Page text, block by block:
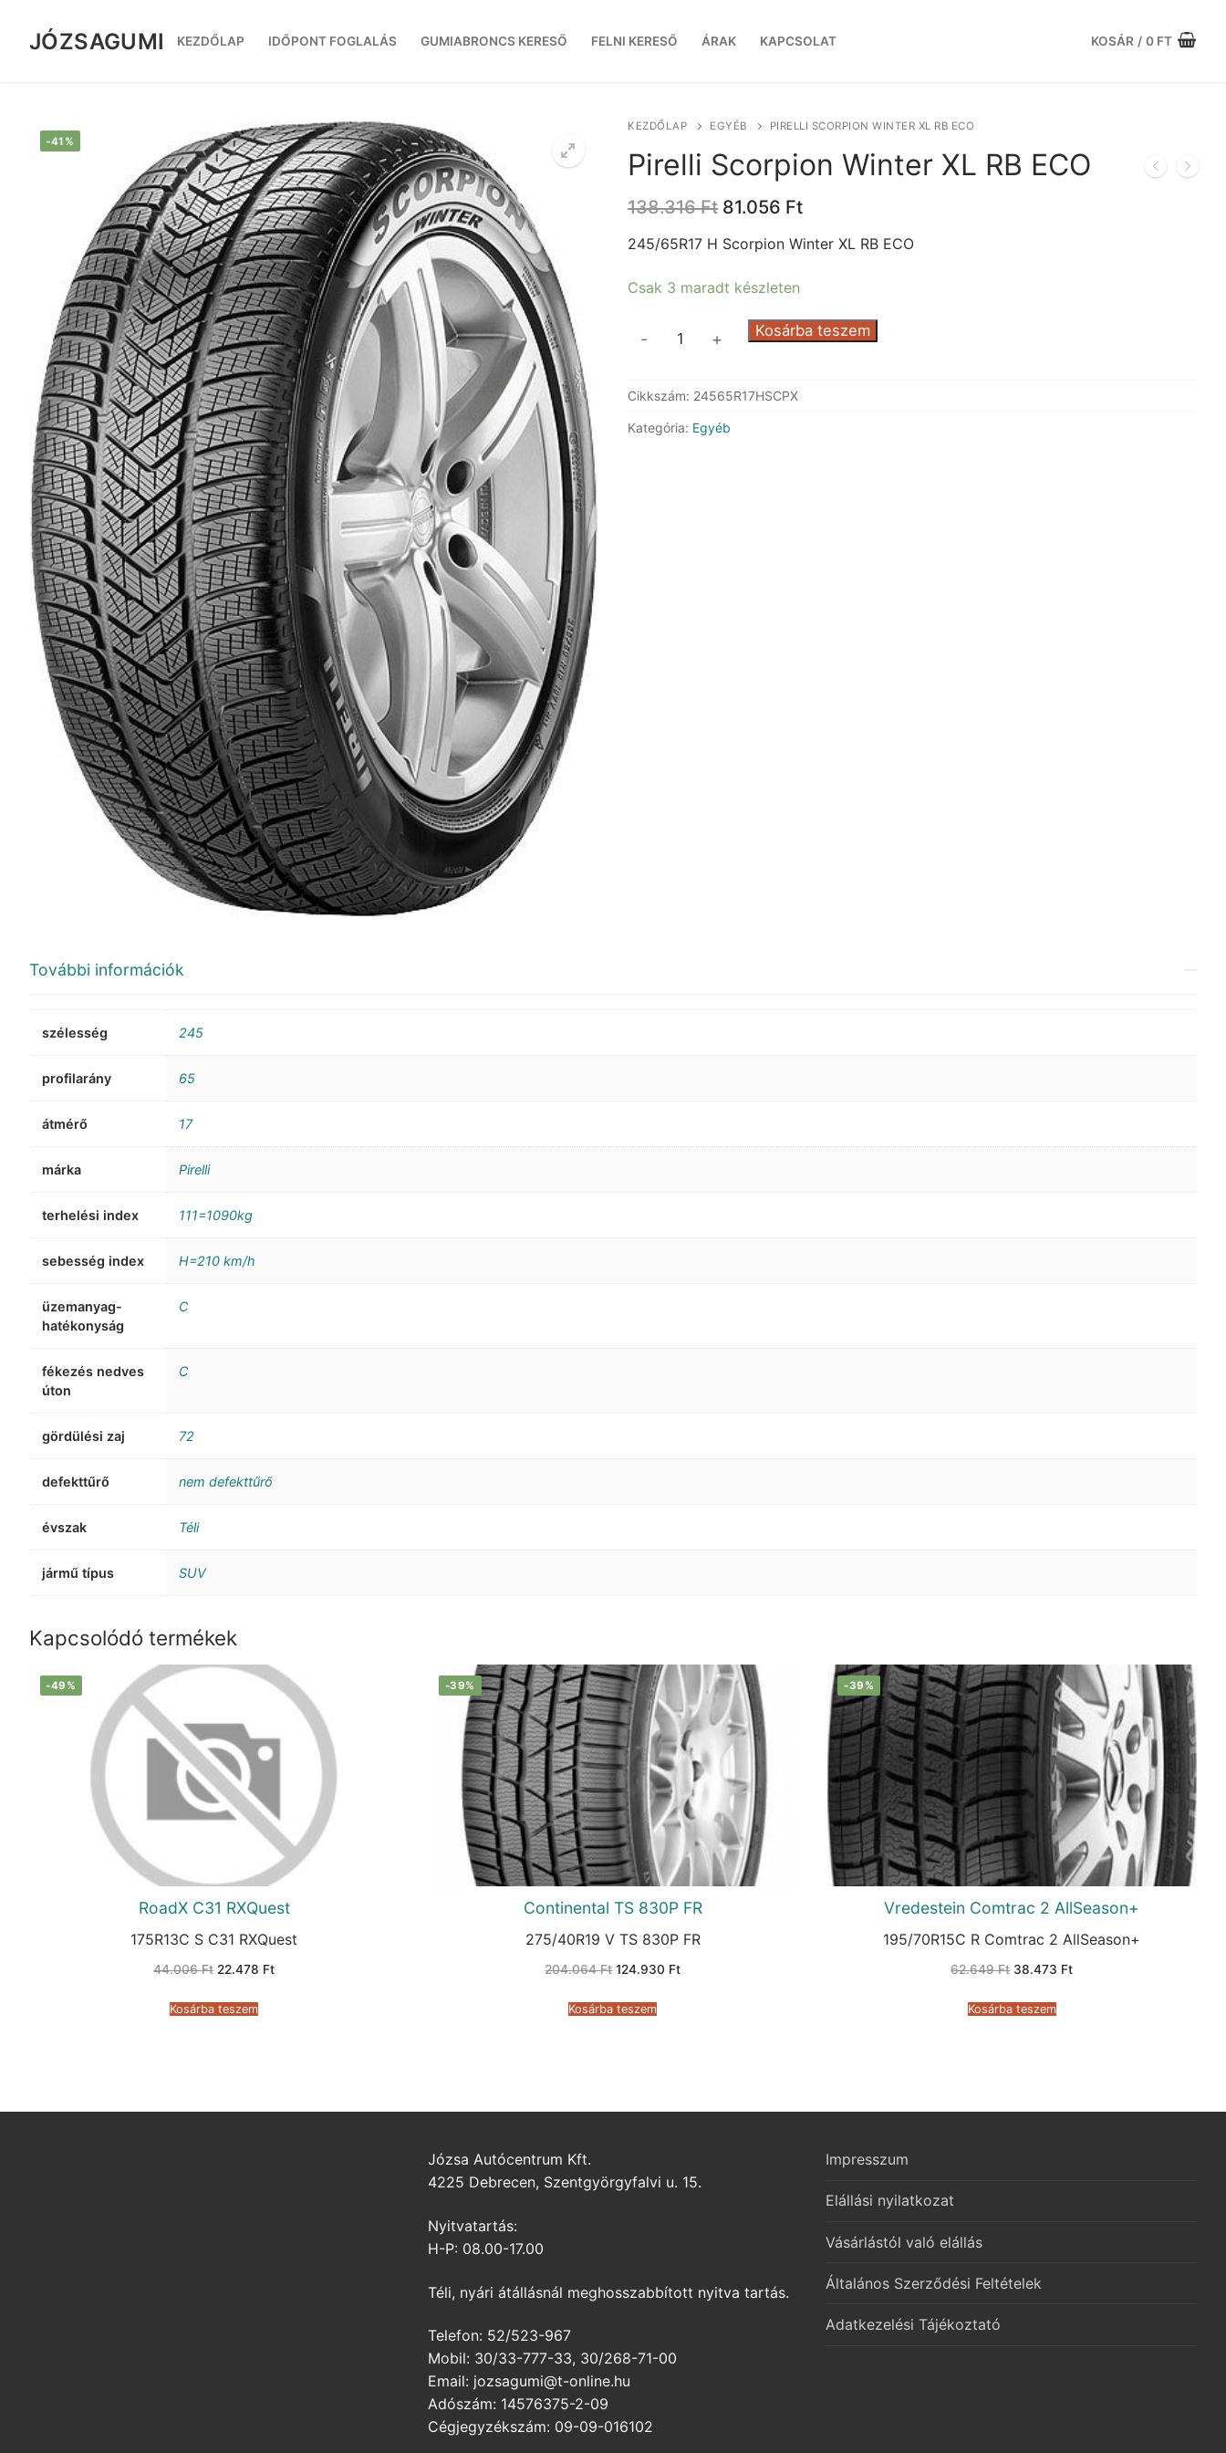
tartalomra
JÓZSAGUMI KEZDŐLAP IDŐPONT FOGLALÁS GUMIABRONCS KERESŐ FELNI KERESŐ ÁRAK KAPCSOLAT KOSÁR / 0 FT
-41%
KEZDŐLAP EGYÉB PIRELLI SCORPION WINTER XL RB ECO
Pirelli Scorpion Winter XL RB ECO
138.316Ft Original
was:
81.056 FtCurrent
is:
245/65R17 H Scorpion Winter XL RB ECO
Csak 3 maradt készleten
XL
RB
- + Kosárba teszem
Cikkszám: 24565R17HSCPX
Kategória: Egyéb
További információk
szélesség 245
profilarány 65
átmérő 17
márka Pirelli
terhelési index 111=1090kg
sebesség index H=210 km/h
üzemanyag-
hatékonyság
C
fékezés nedves
úton
C
gördülési zaj 72
defekttűrő nem defekttűrő
évszak Téli
jármű típus SUV
Kapcsolódó termékek
-49%
RoadX C31 RXQuest
175R13C S C31 RXQuest
44.006Ft Original
44.006 Ft.
22.478 FtCurrent
Kosárba teszem
-39%
Continental TS 830P FR
275/40R19 V TS 830P FR
204.064Ft Original
204.064 Ft.
124.930 FtCurrent
Kosárba teszem
-39%
Vredestein Comtrac 2 AllSeason+
195/70R15C R Comtrac 2 AllSeason+
62.649Ft Original
62.649 Ft.
38.473 FtCurrent
Kosárba teszem
Józsa Autócentrum Kft.
4225 Debrecen, Szentgyörgyfalvi u. 15.
Nyitvatartás:
H-P: 08.00-17.00
Téli, nyári átállásnál meghosszabbított nyitva tartás.
Telefon: 52/523-967
Mobil: 30/33-777-33, 30/268-71-00
Email: jozsagumi@t-online.hu
Adószám: 14576375-2-09
Cégjegyzékszám: 09-09-016102
Impresszum
Elállási nyilatkozat
Vásárlástól való elállás
Általános Szerződési Feltételek
Adatkezelési Tájékoztató